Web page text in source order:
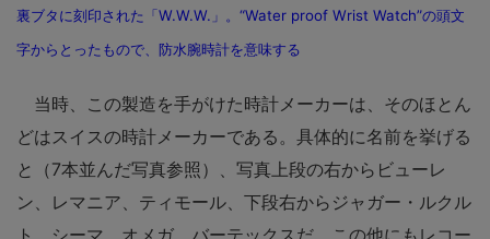
裏ブタに刻印された「W.W.W.」。“Water proof Wrist Watch”の頭文
字からとったもので、防水腕時計を意味する
当時、この製造を手がけた時計メーカーは、そのほとん
どはスイスの時計メーカーである。具体的に名前を挙げる
と（7本並んだ写真参照）、写真上段の右からビューレ
ン、レマニア、ティモール、下段右からジャガー・ルクル
ト、シーマ、オメガ、バーテックスだ。この他にもレコー